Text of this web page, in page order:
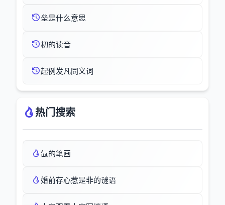
垒是什么意思
朷的读音
起例发凡同义词
热门搜索
氙的笔画
婚前存心惹是非的谜语